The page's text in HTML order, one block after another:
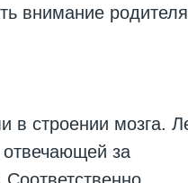
внимание
в строении мозга.
отвечающей за